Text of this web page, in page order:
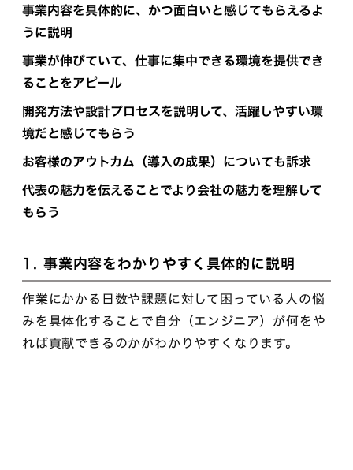
事業内容を具体的に、かつ面白いと感じてもらえるよ
うに説明
事業が伸びていて、仕事に集中できる環境を提供でき
ることをアピール
開発方法や設計プロセスを説明して、活躍しやすい環
境だと感じてもらう
お客様のアウトカム（導入の成果）についても訴求
代表の魅力を伝えることでより会社の魅力を理解して
もらう
1. 事業内容をわかりやすく具体的に説明
作業にかかる日数や課題に対して困っている人の悩
みを具体化することで自分（エンジニア）が何をや
れば貢献できるのかがわかりやすくなります。